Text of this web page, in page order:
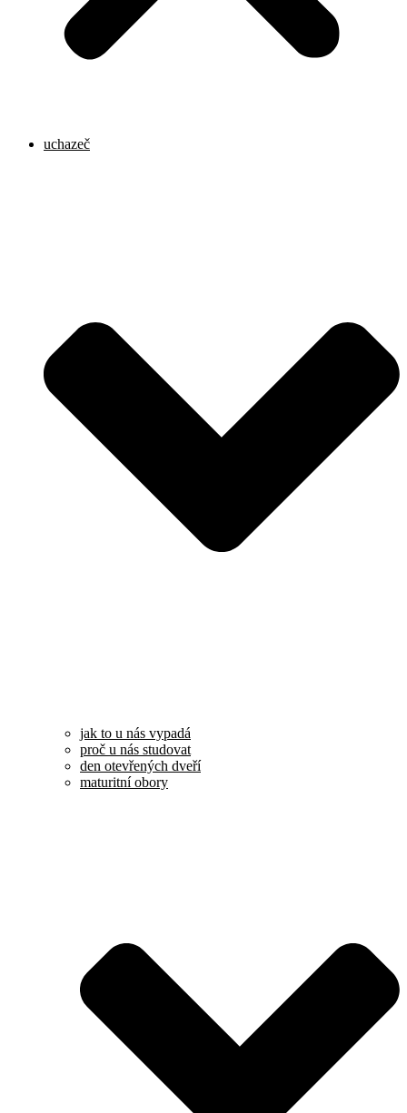
uchazeč
jak to u nás vypadá
proč u nás studovat
den otevřených dveří
maturitní obory